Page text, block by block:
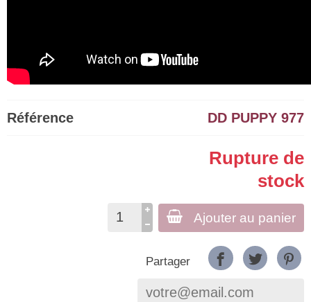
Référence DD PUPPY 977
Rupture de
stock
Ajouter au panier
Partager